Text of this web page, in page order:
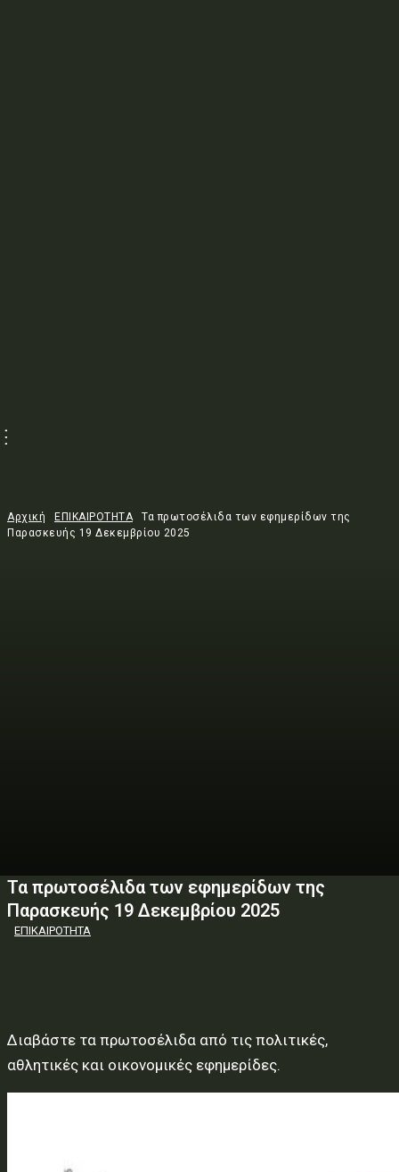
Αρχική ΕΠΙΚΑΙΡΟΤΗΤΑ
Τα πρωτοσέλιδα των εφημερίδων της
Παρασκευής 19 Δεκεμβρίου 2025
Τα πρωτοσέλιδα των εφημερίδων της
Παρασκευής 19 Δεκεμβρίου 2025
ΕΠΙΚΑΙΡΟΤΗΤΑ
Διαβάστε τα πρωτοσέλιδα από τις πολιτικές,
αθλητικές και οικονομικές εφημερίδες.